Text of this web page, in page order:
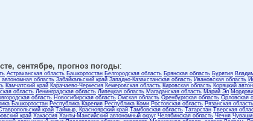
сентябре, прогноз погоды:
Астраханская область Башкортостан Белгородская область Брянская область Бурятия
автономная область Забайкальский край Западно-Казахстанская область Ивановская область
Камчатский край Карачаево-Черкесия Кемеровская область Кировская область Коряцкий
область Ленинградская область Липецкая область Магаданская область Марий Эл
область Новосибирская область Омская область Оренбургская область Орловская
Башкортостан Республика Карелия Республика Коми Ростовская область Рязанская область
край Таймыр, Красноярский край Тамбовская область Татарстан Тверская
край Хакассия Ханты-Мансийский автономный округ Челябинская область Чечня